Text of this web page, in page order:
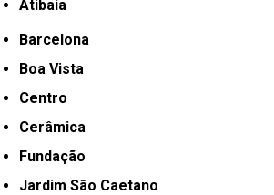
Atibaia
Barcelona
Boa Vista
Centro
Cerâmica
Fundação
Jardim São Caetano